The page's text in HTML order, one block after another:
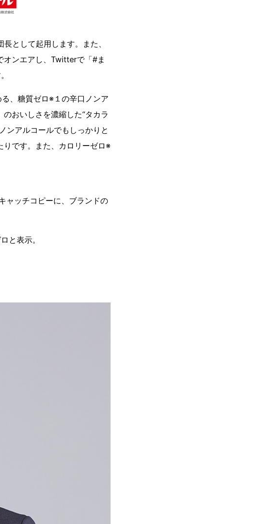
として起用します。また、
オンエアし、Twitterで「#ま
、糖質ゼロ※１の辛口ノンア
おいしさを濃縮した“タカラ
ンアルコールでもしっかりと
りです。また、カロリーゼロ※
ャッチコピーに、ブランドの
と表示。